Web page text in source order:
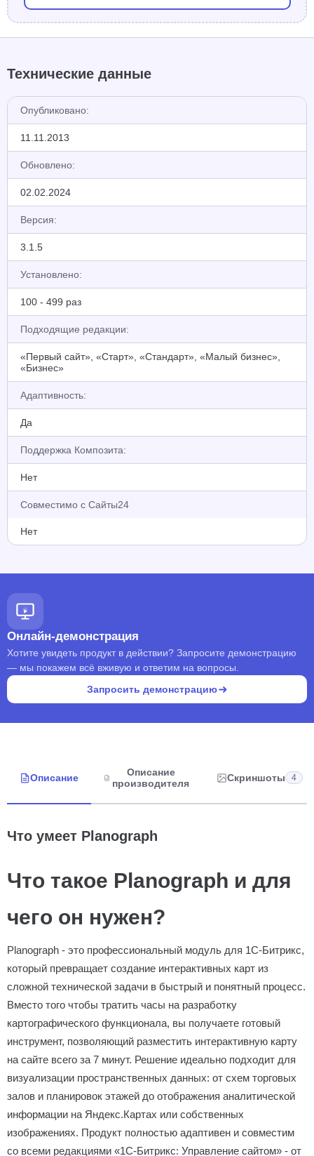
Технические данные
Опубликовано:
11.11.2013
Обновлено:
02.02.2024
Версия:
3.1.5
Установлено:
100 - 499 раз
Подходящие редакции:
«Первый сайт», «Старт», «Стандарт», «Малый бизнес»,
«Бизнес»
Адаптивность:
Да
Поддержка Композита:
Нет
Совместимо с Сайты24
Нет
Онлайн-демонстрация
Хотите увидеть продукт в действии? Запросите демонстрацию
— мы покажем всё вживую и ответим на вопросы.
Запросить демонстрацию
Описание
Описание
производителя
Скриншоты 4
Что умеет Planograph
Что такое Planograph и для
чего он нужен?
Planograph - это профессиональный модуль для 1С-Битрикс,
который превращает создание интерактивных карт из
сложной технической задачи в быстрый и понятный процесс.
Вместо того чтобы тратить часы на разработку
картографического функционала, вы получаете готовый
инструмент, позволяющий разместить интерактивную карту
на сайте всего за 7 минут. Решение идеально подходит для
визуализации пространственных данных: от схем торговых
залов и планировок этажей до отображения аналитической
информации на Яндекс.Картах или собственных
изображениях. Продукт полностью адаптивен и совместим
со всеми редакциями «1С-Битрикс: Управление сайтом» - от